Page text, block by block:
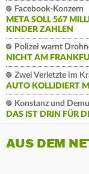
Facebook-Konzern
META SOLL 567
KINDER ZAHLEN
Polizei warnt
NICHT AM
Zwei Verletzte im
AUTO KOLLIDIERT
Konstanz und
DAS IST DRIN FÜR
AUS DEM